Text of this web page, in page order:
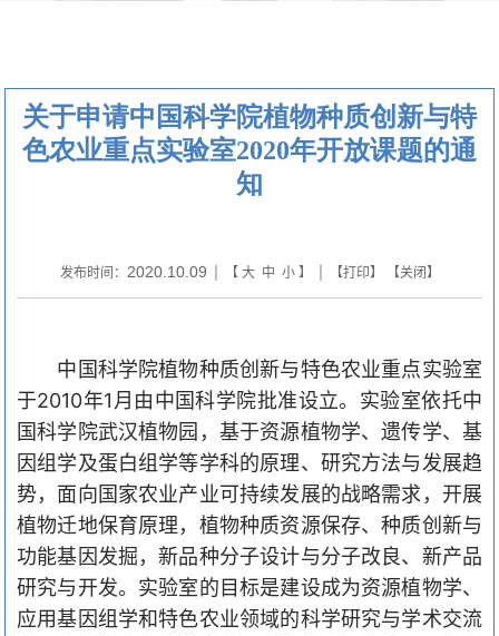
关于申请中国科学院植物种质创新与特
色农业重点实验室2020年开放课题的通
知
发布时间： 2020.10.09 | 【 大 中 小】 | 【打印】 【关闭】
中国科学院植物种质创新与特色农业重点实验室
于2010年1 月由中国科学院批准设立。实验室依托中
国科学院武汉植物园，基于资源植物学、遗传学、基
因组学及蛋白组学等学科的原理、研究方法与发展趋
势，面向国家农业产业可持续发展的战略需求，开展
植物迁地保育原理，植物种质资源保存、种质创新与
功能基因发掘，新品种分子设计与分子改良、新产品
研究与开发。 实验室的目标是建设成为资源植物学、
应用基因组学和特色农业领域的科学研究与学术交流